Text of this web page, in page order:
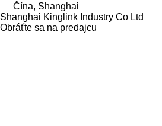
Čína, Shanghai
Shanghai Kinglink Industry Co Ltd
Obráťte sa na predajcu